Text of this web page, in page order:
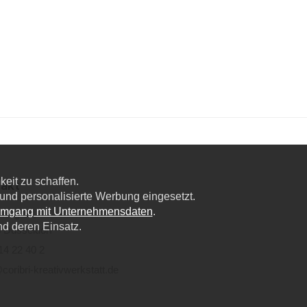
6a,
Düsseldorf
zu schaffen.
personalisierte Werbung eingesetzt.
mit Unternehmensdaten.
deren Einsatz.